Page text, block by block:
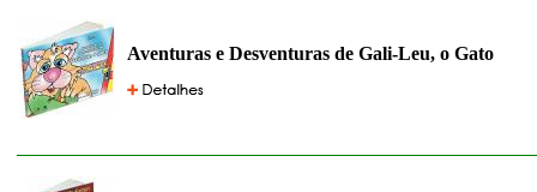
Aventuras e Desventuras de Gali-Leu, o Gato